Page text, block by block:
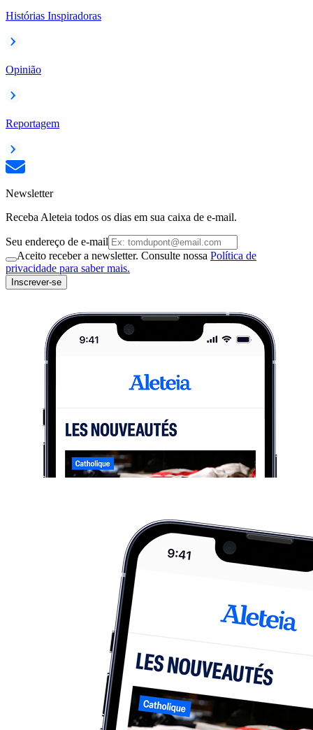
Histórias Inspiradoras
Opinião
Reportagem
Newsletter
Receba Aleteia todos os dias em sua caixa de e-mail.
Seu endereço de e-mail
Aceito receber a newsletter. Consulte nossa Política de
privacidade para saber mais.
Inscrever-se